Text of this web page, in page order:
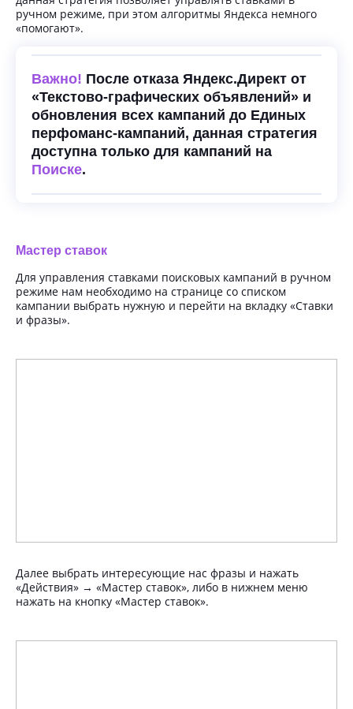
ручном режиме, при этом алгоритмы Яндекса немного
«помогают».
Важно! После отказа Яндекс.Директ от
«Текстово-графических объявлений» и
обновления всех кампаний до Единых
перфоманс-кампаний, данная стратегия
доступна только для кампаний на
Поиске.
Мастер ставок
Для управления ставками поисковых кампаний в ручном
режиме нам необходимо на странице со списком
кампании выбрать нужную и перейти на вкладку «Ставки
и фразы».
Далее выбрать интересующие нас фразы и нажать
«Действия» → «Мастер ставок», либо в нижнем меню
нажать на кнопку «Мастер ставок».